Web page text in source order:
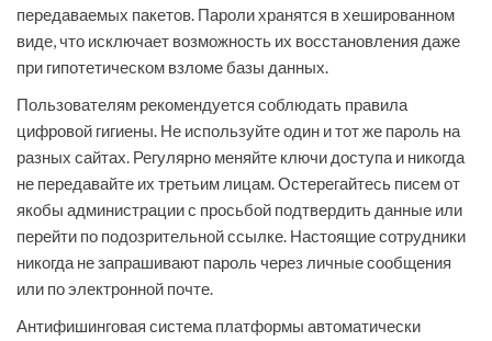
передаваемых пакетов. Пароли хранятся в хешированном
виде, что исключает возможность их восстановления даже
при гипотетическом взломе базы данных.
Пользователям рекомендуется соблюдать правила
цифровой гигиены. Не используйте один и тот же пароль на
разных сайтах. Регулярно меняйте ключи доступа и никогда
не передавайте их третьим лицам. Остерегайтесь писем от
якобы администрации с просьбой подтвердить данные или
перейти по подозрительной ссылке. Настоящие сотрудники
никогда не запрашивают пароль через личные сообщения
или по электронной почте.
Антифишинговая система платформы автоматически